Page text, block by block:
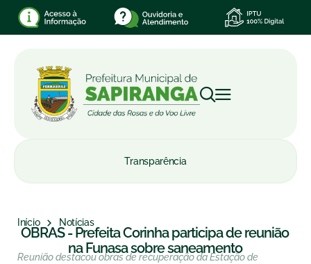
Transparência
Início Notícias
OBRAS - Prefeita Corinha participa de reunião
na Funasa sobre saneamento
Reunião destacou obras de recuperação da Estação de